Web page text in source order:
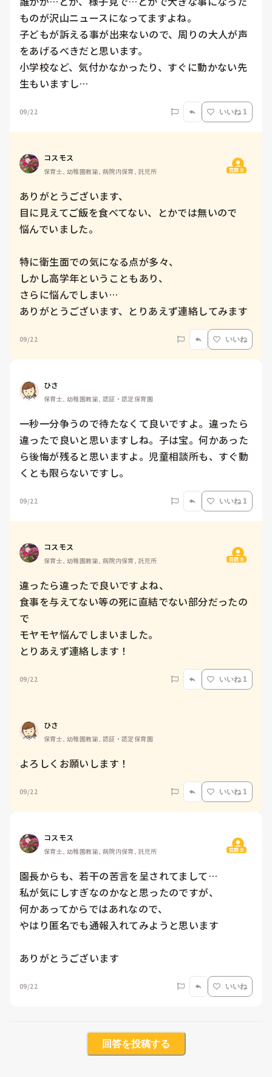
ものが沢山ニュースになってますよね。
子どもが訴える事が出来ないので、周りの大人が声
をあげるべきだと思います。
小学校など、気付かなかったり、すぐに動かない先
生もいますし…
09/22 いいね 1
コスモス
保育士, 幼稚園教諭, 病院内保育, 託児所 質問主
ありがとうございます、
目に見えてご飯を食べてない、とかでは無いので
悩んでいました。
特に衛生面での気になる点が多々、
しかし高学年ということもあり、
さらに悩んでしまい…
ありがとうございます、とりあえず連絡してみます
09/22 いいね
ひさ
保育士, 幼稚園教諭, 認証・認定保育園
一秒一分争うので待たなくて良いですよ。違ったら
違ったで良いと思いますしね。子は宝。何かあった
ら後悔が残ると思いますよ。児童相談所も、すぐ動
くとも限らないですし。
09/22 いいね 1
コスモス
保育士, 幼稚園教諭, 病院内保育, 託児所 質問主
違ったら違ったで良いですよね、
食事を与えてない等の死に直結でない部分だったの
で
モヤモヤ悩んでしまいました。
とりあえず連絡します！
09/22 いいね 1
ひさ
保育士, 幼稚園教諭, 認証・認定保育園
よろしくお願いします！
09/22 いいね 1
コスモス
保育士, 幼稚園教諭, 病院内保育, 託児所 質問主
園長からも、若干の苦言を呈されてまして…
私が気にしすぎなのかなと思ったのですが、
何かあってからではあれなので、
やはり匿名でも通報入れてみようと思います
ありがとうございます
09/22 いいね
回答を投稿する